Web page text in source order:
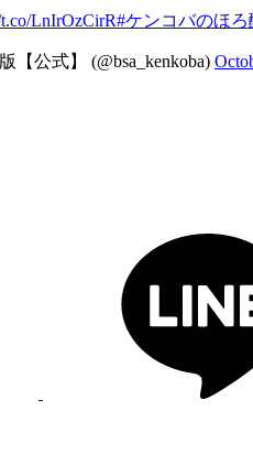
LnIrOzCirR#ケンコバのほ
公式】 (@bsa_kenkoba)